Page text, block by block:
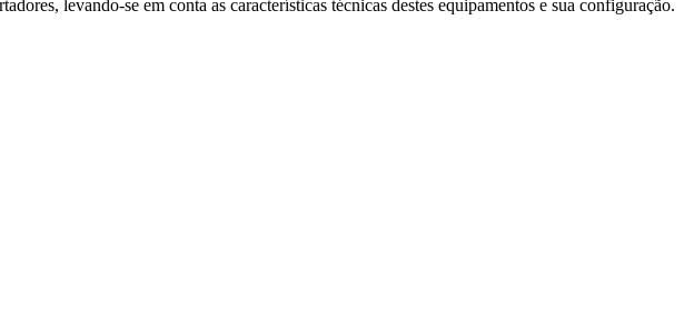
levando-se em conta as características técnicas destes equipamentos e sua configuração.